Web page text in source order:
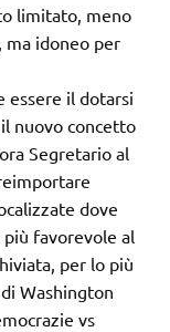
limitato, meno
ma idoneo per
essere il dotarsi
nuovo concetto
Segretario al
dove
favorevole al
per lo più
Washington
vs